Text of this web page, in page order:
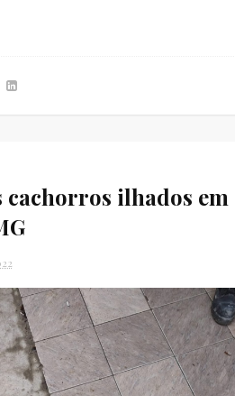
ilhados em